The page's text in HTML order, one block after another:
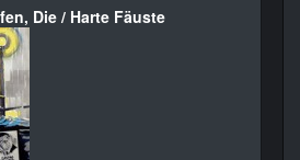
Die / Harte Fäuste